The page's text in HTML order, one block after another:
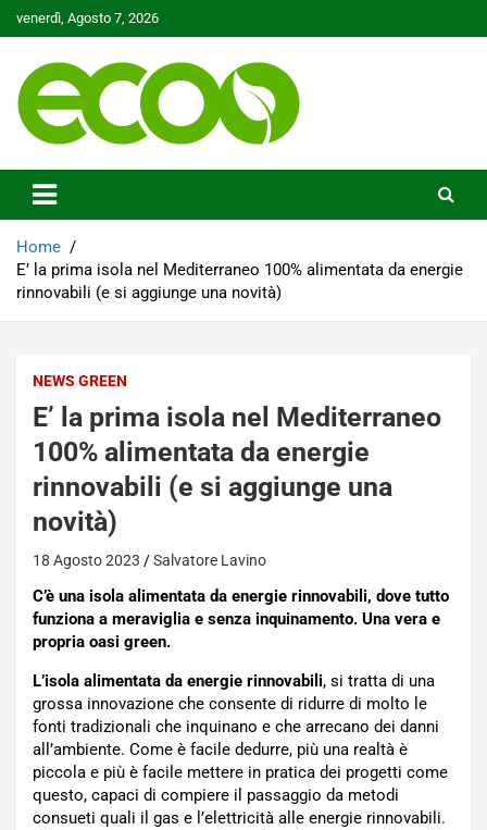
to
venerdì, Agosto 7, 2026
Ecoo.it
Home
E’ la prima isola nel Mediterraneo 100% alimentata da energie
rinnovabili (e si aggiunge una novità)
NEWS GREEN
E’ la prima isola nel Mediterraneo
100% alimentata da energie
rinnovabili (e si aggiunge una
novità)
18 Agosto 2023 Salvatore Lavino
C’è una isola alimentata da energie rinnovabili, dove tutto
funziona a meraviglia e senza inquinamento. Una vera e
propria oasi green.
L’isola alimentata da energie rinnovabili, si tratta di una
grossa innovazione che consente di ridurre di molto le
fonti tradizionali che inquinano e che arrecano dei danni
all’ambiente. Come è facile dedurre, più una realtà è
piccola e più è facile mettere in pratica dei progetti come
questo, capaci di compiere il passaggio da metodi
consueti quali il gas e l’elettricità alle energie rinnovabili.